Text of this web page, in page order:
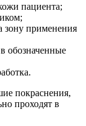
пациента;
зону применения
обозначенные
покраснения,
проходят в